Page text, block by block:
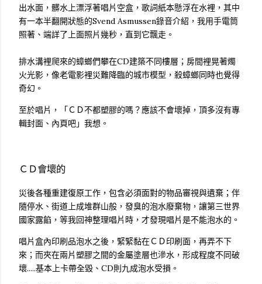
出水面，髒水上漂浮著唱片空盒，歌詞紙本懸浮在水裡，其中
有一本半翻開狀態的Svend Asmussen錄音介紹，我用手電筒
照著、端詳了上面照片幾秒，直到它飄走。
排水溝裡爬來的蟑螂們攀在CD建築不同樓層；房間裡晃著燭
火光影，像老電影裡災難降臨的城市模型，殺蟑螂同時也覺得
奇幻。
至於唱片，「ＣＤ不都塑膠的嗎？應該不會壞掉，頂多沒有專
輯封面、內頁吧」我想。
ＣＤ會壞的
災後各種重建復原工作，包含必須面對的物品審視與遺棄；伴
隨停水、街道上成堆群山般，發臭的泡水廢棄物，讓第三世界
國家露餡，等我回神整理唱片時，才發現唱片是不能泡水的。
唱片盒內印刷品泡水之後，緊緊黏在ＣＤ印刷面，再弄不下
來；而夾在兩片塑膠之間的金屬塗層也滲水，形成程度不同破
壞.....基本上卡帶全毀、CD則九成泡水受損。